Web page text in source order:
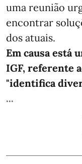
uma reunião
encontrar
dos atuais.
Em causa está
IGF, referente
"identifica
...